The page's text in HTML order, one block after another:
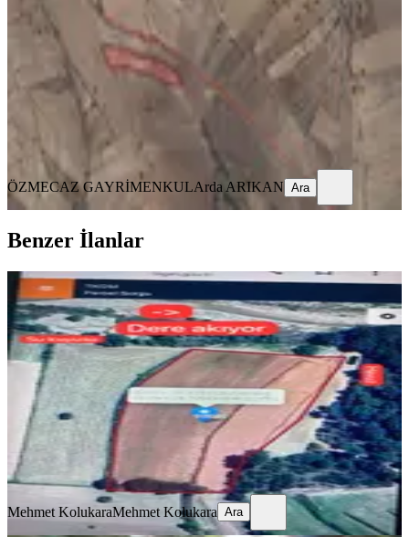
Kale, Adamharmanı Mahallesi
6853 m²· Yolu Açılmış ·157/m²· 10.03.2026
1.075.000 ₺
Arda ARIKAN
ÖZMECAZ GAYRİMENKULArda ARIKAN Ara
Benzer İlanlar
Sahibinden Satılık Tarla
Kale, Narlı Mahallesi
10736 m²· 373/m²· 29.05.2026
4.000.000 ₺
Mehmet Kolukara Mehmet Kolukara
Ara
Mehmet KolukaraMehmet Kolukara Ara